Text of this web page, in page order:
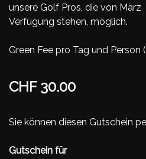
unsere Golf Pros, die von
Verfügung stehen, möglich.
Green Fee pro Tag und Person
CHF 30.00
Sie können diesen Gutschein
Gutschein für